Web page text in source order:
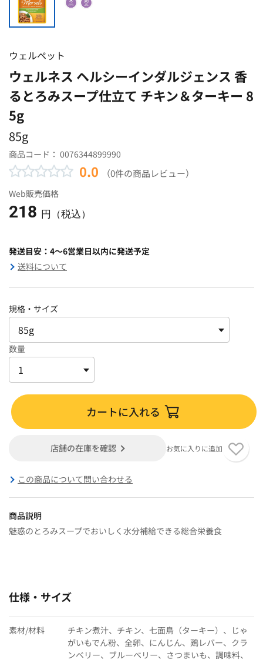
ウェルペット
ウェルネス ヘルシーインダルジェンス 香
るとろみスープ仕立て チキン＆ターキー 8
5g
85g
商品コード： 0076344899990
0.0 （0件の商品レビュー）
Web販売価格
218 円（税込）
発送目安：4～6営業日以内に発送予定
送料について
規格・サイズ
数量
カートに入れる
店舗の在庫を確認 お気に入りに追加
この商品について問い合わせる
商品説明
魅惑のとろみスープでおいしく水分補給できる総合栄養食
仕様・サイズ
素材/材料
チキン煮汁、チキン、七面鳥（ターキー）、じゃ
がいもでん粉、全卵、にんじん、鶏レバー、クラ
ンベリー、ブルーベリー、さつまいも、調味料、